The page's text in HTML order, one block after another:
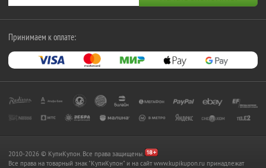
Принимаем к оплате:
2010-2026 © КупиКупон. Все права защищены.
Все права на товарный знак "КупиКупон" и на сайт www.kupikupon.ru принадлежат